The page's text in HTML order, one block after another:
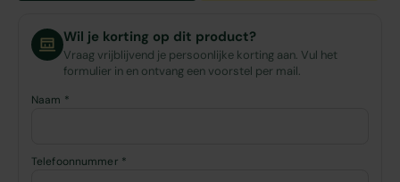
Wil je korting op dit product?
Vraag vrijblijvend je persoonlijke korting aan. Vul het
formulier in en ontvang een voorstel per mail.
Naam *
Telefoonnummer *